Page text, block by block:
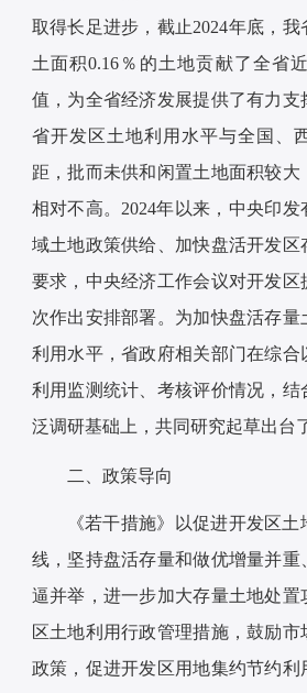
取得长足进步，截止2024年底，我
土面积0.16％的土地贡献了全省
值，为全省经济发展提供了有力支
省开发区土地利用水平与全国、
距，批而未供和闲置土地面积较
相对不高。2024年以来，中央印
域土地政策供给、加快盘活开发区
要求，中央经济工作会议对开发区
次作出安排部署。为加快盘活存
利用水平，省政府相关部门在综合
利用监测统计、考核评价情况，结
泛调研基础上，共同研究起草出台
二、政策导向
《若干措施》以促进开发区
线，坚持盘活存量和做优增量并重
逼并举，进一步加大存量土地处置
区土地利用行政管理措施，鼓励
政策，促进开发区用地集约节约利